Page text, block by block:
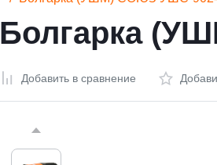
Болгарка
Добавить в сравнение